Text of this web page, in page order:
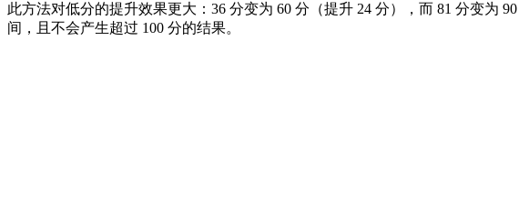
此方法对低分的提升效果更大：36 分变为 60 分（提升 24 分），而 81 分变为
间，且不会产生超过 100 分的结果。